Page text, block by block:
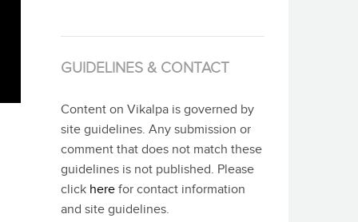
GUIDELINES & CONTACT
Content on Vikalpa is governed by
site guidelines. Any submission or
comment that does not match these
guidelines is not published. Please
click here for contact information
and site guidelines.